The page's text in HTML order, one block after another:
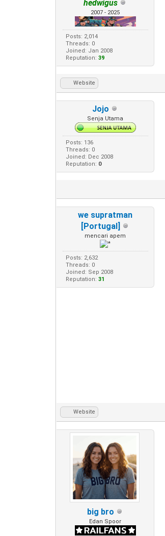
hedwigus
2007 - 2025
Posts: 2,014
Threads: 0
Joined: Jan 2008
Reputation: 39
Website
Jojo
Senja Utama
Posts: 136
Threads: 0
Joined: Dec 2008
Reputation: 0
we supratman
[Portugal]
mencari apem
Posts: 2,632
Threads: 0
Joined: Sep 2008
Reputation: 31
Website
big bro
Edan Spoor